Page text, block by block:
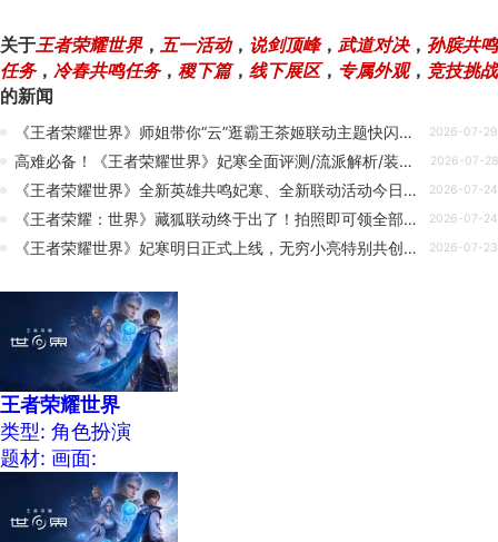
关于王者荣耀世界， 五一活动， 说剑顶峰， 武道对决， 孙膑共鸣
任务， 冷春共鸣任务， 稷下篇， 线下展区， 专属外观， 竞技挑战
的新闻
《王者荣耀世界》师姐带你“云”逛霸王茶姬联动主题快闪店！ 2026-07-29
高难必备！《王者荣耀世界》妃寒全面评测/流派解析/装备推荐！ 2026-07-28
《王者荣耀世界》全新英雄共鸣妃寒、全新联动活动今日正式上线！ 2026-07-24
《王者荣耀：世界》藏狐联动终于出了！拍照即可领全部奖励！附点位预测图！ 2026-07-24
《王者荣耀世界》妃寒明日正式上线，无穷小亮特别共创来啦！ 2026-07-23
王者荣耀世界
类型: 角色扮演
题材: 画面: